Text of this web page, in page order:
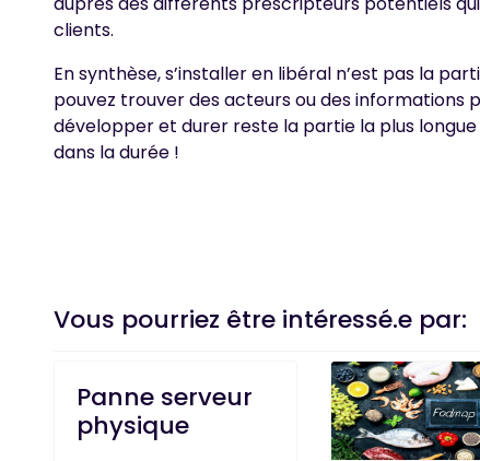
clients.
En synthèse, s’installer en libéral n’est pas la
pouvez trouver des acteurs ou des informations
développer et durer reste la partie la plus
dans la durée !
Vous pourriez être intéressé.e par:
Panne serveur
physique